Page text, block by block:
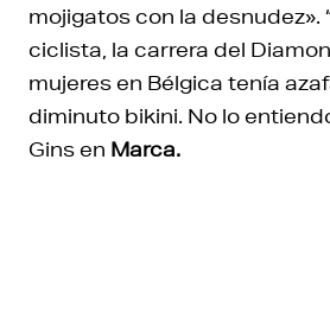
mojigatos con la desnudez».
ciclista, la carrera del
mujeres en Bélgica tenía
diminuto bikini. No lo
Gins en Marca.